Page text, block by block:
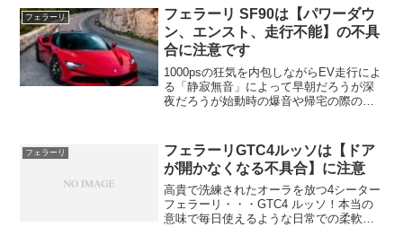
れは万が一の事故の際に重傷など事故被
害が拡大しかねない危険な不具合・トラ
ブル！
フェラーリ
フェラーリ SF90は【パワーダウ
ン、エンスト、走行不能】の不具
合に注意です
1000psの狂気を内包しながらEV走行によ
る「静寂無音」によって早朝だろうが深
夜だろうが始動時の爆音や帰宅の際の騒
ストラダーレ！SF90 スパイダー！しかし
あな...
フェラーリ
フェラーリGTC4ルッソは【ドア
が開かなくなる不具合】に注意
高貴で洗練されたオーラを放つ4シーター
フェラーリ・・・GTC4 ルッソ！本当の
意味で毎日使えるような日常での柔軟性